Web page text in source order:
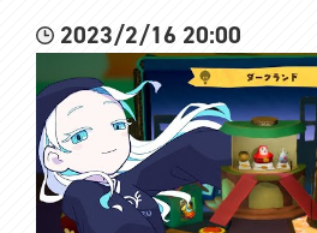
2023/2/16 20:00